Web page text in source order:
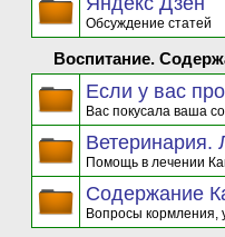
Обсуждение статей
Воспитание.
Если у вас
Вас покусала ваша
Ветеринария.
Помощь в лечении
Содержание
Вопросы кормления,